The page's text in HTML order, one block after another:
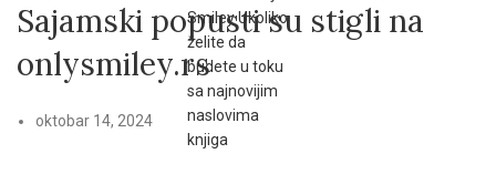
Sajamski popusti su stigli na
onlysmiley.rs
oktobar 14, 2024